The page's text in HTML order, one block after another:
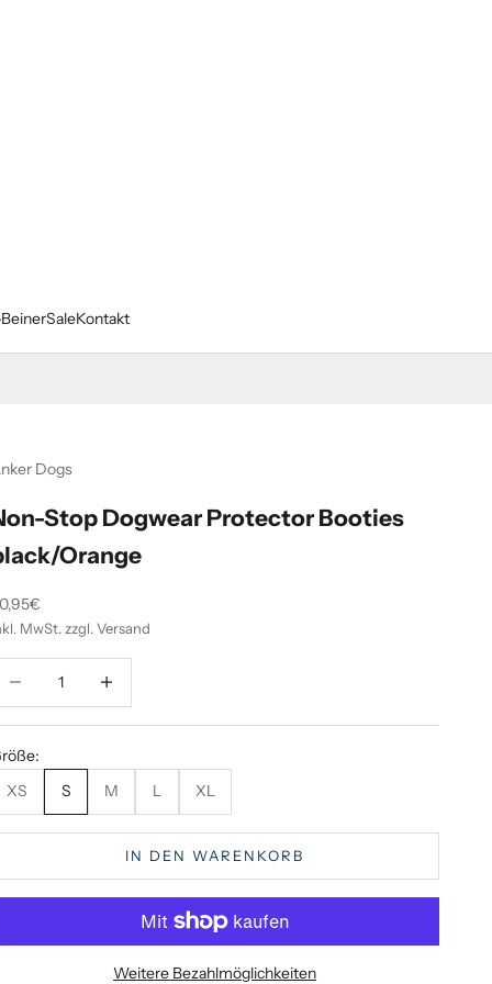
SaleKontakt
Dogs
Stop Dogwear Protector Booties
Orange
MwSt. zzgl. Versand
XS
S M L XL
IN DEN WARENKORB
Weitere Bezahlmöglichkeiten